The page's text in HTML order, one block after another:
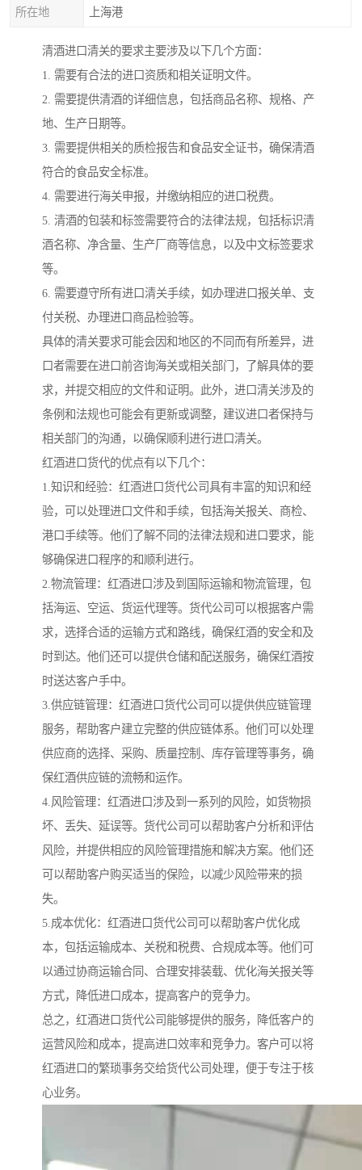
所在地 上海港
清酒进口清关的要求主要涉及以下几个方面：
1. 需要有合法的进口资质和相关证明文件。
2. 需要提供清酒的详细信息，包括商品名称、规格、产
地、生产日期等。
3. 需要提供相关的质检报告和食品安全证书，确保清酒
符合的食品安全标准。
4. 需要进行海关申报，并缴纳相应的进口税费。
5. 清酒的包装和标签需要符合的法律法规，包括标识清
酒名称、净含量、生产厂商等信息，以及中文标签要求
等。
6. 需要遵守所有进口清关手续，如办理进口报关单、支
付关税、办理进口商品检验等。
具体的清关要求可能会因和地区的不同而有所差异，进
口者需要在进口前咨询海关或相关部门，了解具体的要
求，并提交相应的文件和证明。此外，进口清关涉及的
条例和法规也可能会有更新或调整，建议进口者保持与
相关部门的沟通，以确保顺利进行进口清关。
红酒进口货代的优点有以下几个：
1.知识和经验：红酒进口货代公司具有丰富的知识和经
验，可以处理进口文件和手续，包括海关报关、商检、
港口手续等。他们了解不同的法律法规和进口要求，能
够确保进口程序的和顺利进行。
2.物流管理：红酒进口涉及到国际运输和物流管理，包
括海运、空运、货运代理等。货代公司可以根据客户需
求，选择合适的运输方式和路线，确保红酒的安全和及
时到达。他们还可以提供仓储和配送服务，确保红酒按
时送达客户手中。
3.供应链管理：红酒进口货代公司可以提供供应链管理
服务，帮助客户建立完整的供应链体系。他们可以处理
供应商的选择、采购、质量控制、库存管理等事务，确
保红酒供应链的流畅和运作。
4.风险管理：红酒进口涉及到一系列的风险，如货物损
坏、丢失、延误等。货代公司可以帮助客户分析和评估
风险，并提供相应的风险管理措施和解决方案。他们还
可以帮助客户购买适当的保险，以减少风险带来的损
失。
5.成本优化：红酒进口货代公司可以帮助客户优化成
本，包括运输成本、关税和税费、合规成本等。他们可
以通过协商运输合同、合理安排装载、优化海关报关等
方式，降低进口成本，提高客户的竞争力。
总之，红酒进口货代公司能够提供的服务，降低客户的
运营风险和成本，提高进口效率和竞争力。客户可以将
红酒进口的繁琐事务交给货代公司处理，便于专注于核
心业务。